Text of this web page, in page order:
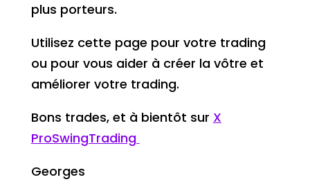
plus porteurs.
Utilisez cette page pour votre trading
ou pour vous aider à créer la vôtre et
améliorer votre trading.
Bons trades, et à bientôt sur X
ProSwingTrading
Georges